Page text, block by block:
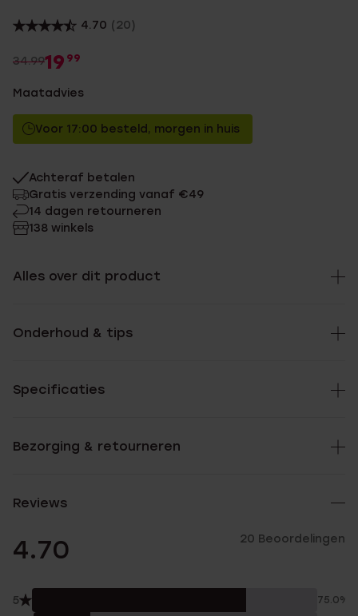
4.70 (20)
34.9919 99
Maatadvies
Voor 17:00 besteld, morgen in huis
Achteraf betalen
Gratis verzending vanaf €49
14 dagen retourneren
138 winkels
Alles over dit product
Onderhoud & tips
Specificaties
Bezorging & retourneren
Reviews
4.70 20 Beoordelingen
5 75.0%